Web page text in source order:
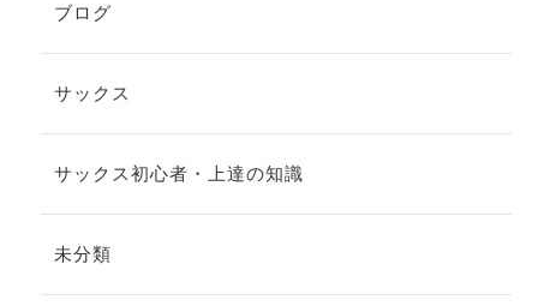
ブログ
サックス
サックス初心者・上達の知識
未分類